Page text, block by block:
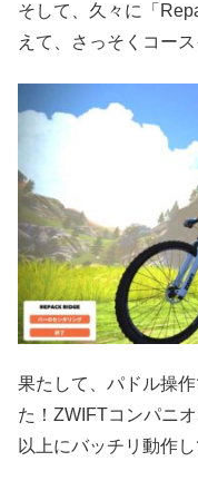
そして、久々に「
えて、さっそくコー
果たして、パドル操
た！ZWIFTコンパニ
以上にバッチリ動作し